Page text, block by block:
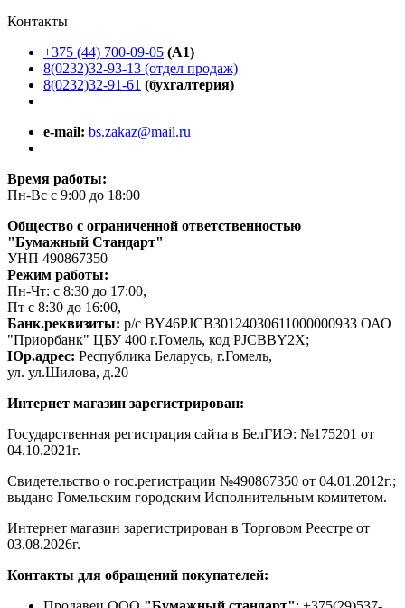
Контакты
+375 (44) 700-09-05 (A1)
8(0232)32-93-13 (отдел продаж)
8(0232)32-91-61 (бухгалтерия)
e-mail: bs.zakaz@mail.ru
Время работы:
Пн-Вс с 9:00 до 18:00
Общество с ограниченной ответственностью
"Бумажный Стандарт"
УНП 490867350
Режим работы:
Пн-Чт: с 8:30 до 17:00,
Пт с 8:30 до 16:00,
Банк.реквизиты: р/с BY46PJCB30124030611000000933 ОАО
"Приорбанк" ЦБУ 400 г.Гомель, код PJCBBY2X;
Юр.адрес: Республика Беларусь, г.Гомель,
ул. ул.Шилова, д.20
Интернет магазин зарегистрирован:
Государственная регистрация сайта в БелГИЭ: №175201 от
04.10.2021г.
Свидетельство о гос.регистрации №490867350 от 04.01.2012г.;
выдано Гомельским городским Исполнительным комитетом.
Интернет магазин зарегистрирован в Торговом Реестре от
03.08.2026г.
Контакты для обращений покупателей: